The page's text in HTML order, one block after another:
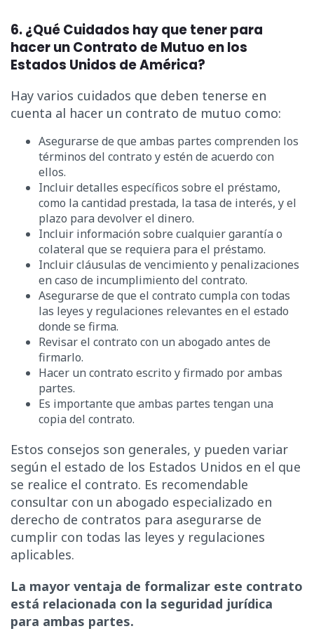
6. ¿Qué Cuidados hay que tener para
hacer un Contrato de Mutuo en los
Estados Unidos de América?
Hay varios cuidados que deben tenerse en
cuenta al hacer un contrato de mutuo como:
Asegurarse de que ambas partes comprenden los
términos del contrato y estén de acuerdo con
ellos.
Incluir detalles específicos sobre el préstamo,
como la cantidad prestada, la tasa de interés, y el
plazo para devolver el dinero.
Incluir información sobre cualquier garantía o
colateral que se requiera para el préstamo.
Incluir cláusulas de vencimiento y penalizaciones
en caso de incumplimiento del contrato.
Asegurarse de que el contrato cumpla con todas
las leyes y regulaciones relevantes en el estado
donde se firma.
Revisar el contrato con un abogado antes de
firmarlo.
Hacer un contrato escrito y firmado por ambas
partes.
Es importante que ambas partes tengan una
copia del contrato.
Estos consejos son generales, y pueden variar
según el estado de los Estados Unidos en el que
se realice el contrato. Es recomendable
consultar con un abogado especializado en
derecho de contratos para asegurarse de
cumplir con todas las leyes y regulaciones
aplicables.
La mayor ventaja de formalizar este contrato
está relacionada con la seguridad jurídica
para ambas partes.